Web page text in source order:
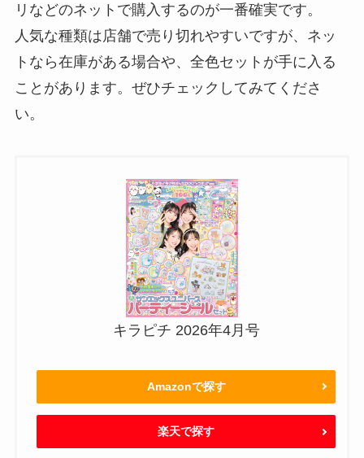
リなどのネットで購入するのが一番確実です。
人気な種類は店舗で売り切れやすいですが、ネッ
トなら在庫がある場合や、全色セットが手に入る
ことがあります。ぜひチェックしてみてくださ
い。
キラピチ 2026年4月号
Amazonで探す
楽天で探す